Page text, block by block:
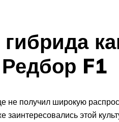
F1
не получил широкую
заинтересовались этой